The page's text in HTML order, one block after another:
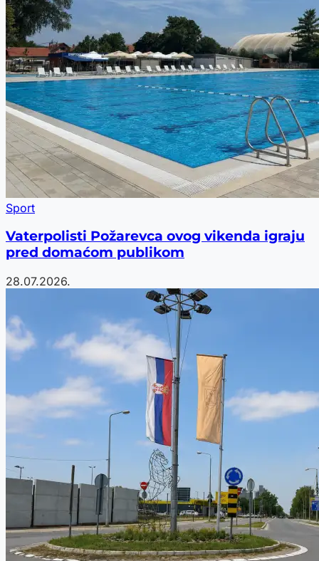
Sport
Vaterpolisti Požarevca ovog vikenda igraju
pred domaćom publikom
28.07.2026.